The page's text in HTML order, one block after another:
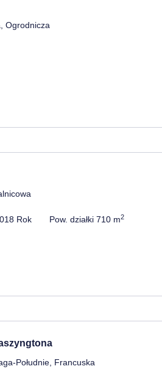
Ogrodnicza
Rok Pow. działki 710 m2
Południe, Francuska